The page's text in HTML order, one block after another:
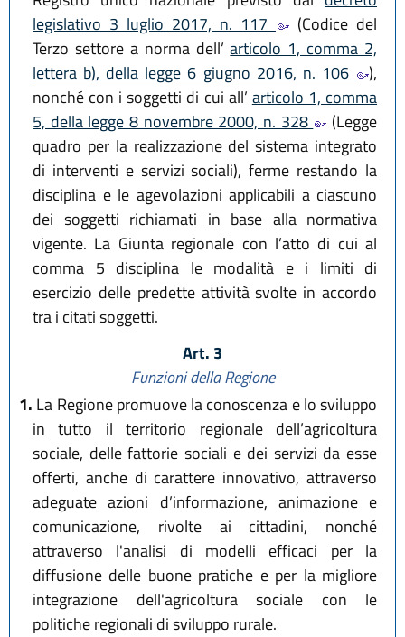
legislativo 3 luglio 2017, n. 117
(Codice del
Terzo settore a norma dell’articolo 1, comma 2,
lettera b), della legge 6 giugno 2016, n. 106
),
nonché con i soggetti di cui all’ articolo 1, comma
5, della legge 8 novembre 2000, n. 328
(Legge
quadro per la realizzazione del sistema integrato
di interventi e servizi sociali), ferme restando la
disciplina e le agevolazioni applicabili a ciascuno
dei soggetti richiamati in base alla normativa
vigente. La Giunta regionale con l’atto di cui al
comma 5 disciplina le modalità e i limiti di
esercizio delle predette attività svolte in accordo
tra i citati soggetti.
Art. 3
Funzioni della Regione
1. La Regione promuove la conoscenza e lo sviluppo
in tutto il territorio regionale dell’agricoltura
sociale, delle fattorie sociali e dei servizi da esse
offerti, anche di carattere innovativo, attraverso
adeguate azioni d’informazione, animazione e
comunicazione, rivolte ai cittadini, nonché
attraverso l'analisi di modelli efficaci per la
diffusione delle buone pratiche e per la migliore
integrazione dell'agricoltura sociale con le
politiche regionali di sviluppo rurale.